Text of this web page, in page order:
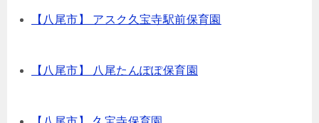
【八尾市】 アスク久宝寺駅前保育園
【八尾市】 八尾たんぽぽ保育園